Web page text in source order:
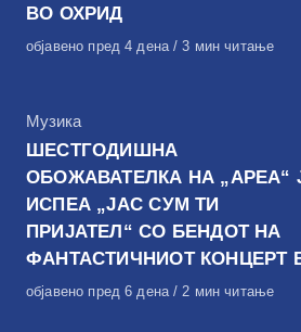
ВО ОХРИД
Објавено
објавено пред 4 дена 3 мин читање
КАтегорија
Музика
ШЕСТГОДИШНА
ОБОЖАВАТЕЛКА НА „АРЕА“
ИСПЕА „ЈАС СУМ ТИ
ПРИЈАТЕЛ“ СО БЕНДОТ НА
ФАНТАСТИЧНИОТ КОНЦЕРТ
Објавено
објавено пред 6 дена 2 мин читање